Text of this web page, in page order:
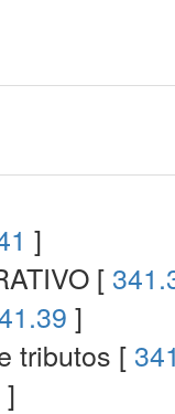
]
[
]
tributos [
]